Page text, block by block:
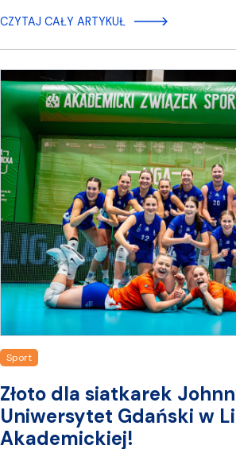
CZYTAJ CAŁY ARTYKUŁ
Sport
Złoto dla siatkarek
Uniwersytet Gdański w
Akademickiej!